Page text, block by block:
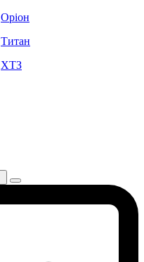
Оріон
Титан
ХТЗ